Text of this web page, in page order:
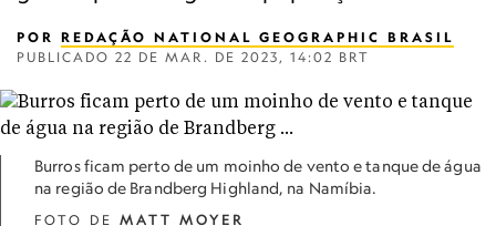
POR REDAÇÃO NATIONAL GEOGRAPHIC BRASIL
PUBLICADO 22 DE MAR. DE 2023, 14:02 BRT
Burros ficam perto de um moinho de vento e tanque de água
na região de Brandberg Highland, na Namíbia.
FOTO DE MATT MOYER